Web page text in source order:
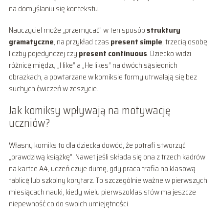
na domyślaniu się kontekstu.
Nauczyciel może „przemycać” w ten sposób struktury
gramatyczne, na przykład czas present simple, trzecią osobę
liczby pojedynczej czy present continuous. Dziecko widzi
różnicę między „I like” a „He likes” na dwóch sąsiednich
obrazkach, a powtarzane w komiksie formy utrwalają się bez
suchych ćwiczeń w zeszycie.
Jak komiksy wpływają na motywację
uczniów?
Własny komiks to dla dziecka dowód, że potrafi stworzyć
„prawdziwą książkę”. Nawet jeśli składa się ona z trzech kadrów
na kartce A4, uczeń czuje dumę, gdy praca trafia na klasową
tablicę lub szkolny korytarz. To szczególnie ważne w pierwszych
miesiącach nauki, kiedy wielu pierwszoklasistów ma jeszcze
niepewność co do swoich umiejętności.